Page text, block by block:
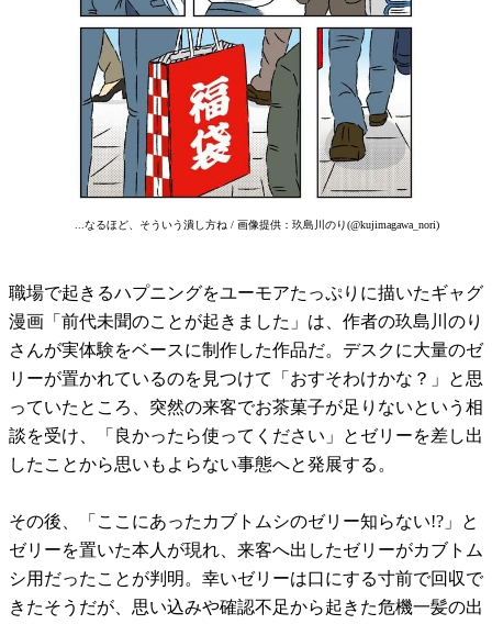
...なるほど、そういう潰し方ね / 画像提供：玖島川のり(@kujimagawa_nori)
職場で起きるハプニングをユーモアたっぷりに描いたギャグ
漫画「前代未聞のことが起きました」は、作者の玖島川のり
さんが実体験をベースに制作した作品だ。デスクに大量のゼ
リーが置かれているのを見つけて「おすそわけかな？」と思
っていたところ、突然の来客でお茶菓子が足りないという相
談を受け、「良かったら使ってください」とゼリーを差し出
したことから思いもよらない事態へと発展する。
その後、「ここにあったカブトムシのゼリー知らない!?」と
ゼリーを置いた本人が現れ、来客へ出したゼリーがカブトム
シ用だったことが判明。幸いゼリーは口にする寸前で回収で
きたそうだが、思い込みや確認不足から起きた危機一髪の出